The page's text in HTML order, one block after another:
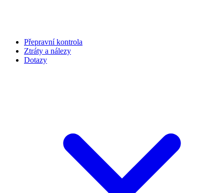
Přepravní kontrola
Ztráty a nálezy
Dotazy